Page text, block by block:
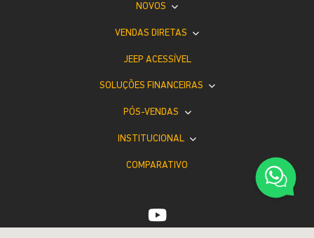
NOVOS
VENDAS DIRETAS
JEEP ACESSÍVEL
SOLUÇÕES FINANCEIRAS
PÓS-VENDAS
INSTITUCIONAL
COMPARATIVO